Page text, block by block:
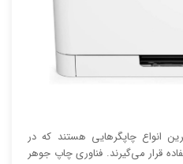
انواع چاپگر‌هایی هستند که در
قرار می‌گیرند. فناوری چاپ جوهر